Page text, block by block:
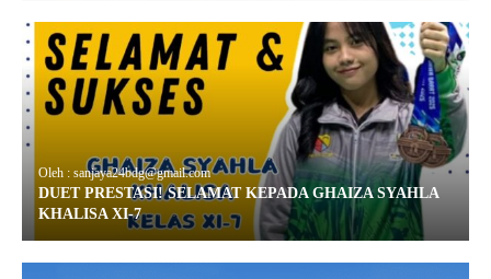
Oleh : sanjaya24bdg@gmail.com
DUET PRESTASI! SELAMAT KEPADA GHAIZA SYAHLA
KHALISA XI-7